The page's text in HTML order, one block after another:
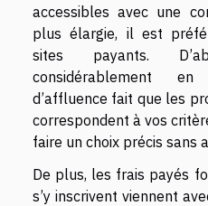
accessibles avec une
plus élargie, il est
sites payants.
considérablement en
d’affluence fait que les
correspondent à vos
faire un choix précis sans
De plus, les frais payés
s’y inscrivent viennent